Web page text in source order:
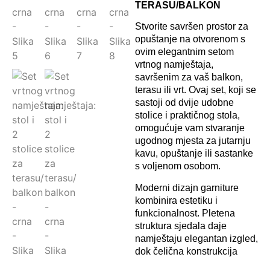
TERASU/BALKON
Stvorite savršen prostor za
opuštanje na otvorenom s
ovim elegantnim setom
vrtnog namještaja,
savršenim za vaš balkon,
terasu ili vrt. Ovaj set, koji se
sastoji od dvije udobne
stolice i praktičnog stola,
omogućuje vam stvaranje
ugodnog mjesta za jutarnju
kavu, opuštanje ili sastanke
s voljenom osobom.
Moderni dizajn garniture
kombinira estetiku i
funkcionalnost. Pletena
struktura sjedala daje
namještaju elegantan izgled,
dok čelična konstrukcija